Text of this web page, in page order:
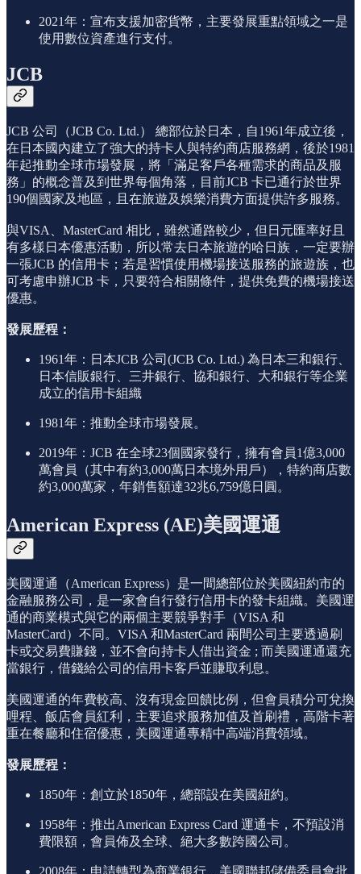
2021年：宣布支援加密貨幣，主要發展重點領域之一是
使用數位資產進行支付。
JCB
JCB 公司（JCB Co. Ltd.） 總部位於日本，自1961年成立後，
在日本國內建立了強大的持卡人與特約商店服務網，後於1981
年起推動全球市場發展，將「滿足客戶各種需求的商品及服
務」的概念普及到世界每個角落，目前JCB 卡已通行於世界
190個國家及地區，且在旅遊及娛樂消費方面提供許多服務。
與VISA、MasterCard 相比，雖然通路較少，但日元匯率好且
有多樣日本優惠活動，所以常去日本旅遊的哈日族，一定要辦
一張JCB 的信用卡；若是習慣使用機場接送服務的旅遊族，也
可考慮申辦JCB 卡，只要符合相關條件，提供免費的機場接送
優惠。
發展歷程：
1961年：日本JCB 公司(JCB Co. Ltd.) 為日本三和銀行、
日本信販銀行、三井銀行、協和銀行、大和銀行等企業
成立的信用卡組織
1981年：推動全球市場發展。
2019年：JCB 在全球23個國家發行，擁有會員1億3,000
萬會員（其中有約3,000萬日本境外用戶），特約商店數
約3,000萬家，年銷售額達32兆6,759億日圓。
American Express (AE)美國運通
美國運通（American Express）是一間總部位於美國紐約市的
金融服務公司，是一家會自行發行信用卡的發卡組織。美國運
通的商業模式與它的兩個主要競爭對手（VISA 和
MasterCard）不同。VISA 和MasterCard 兩間公司主要透過刷
卡或交易費賺錢，並不會向持卡人借出資金 ; 而美國運通還充
當銀行，借錢給公司的信用卡客戶並賺取利息。
美國運通的年費較高、沒有現金回饋比例，但會員積分可兌換
哩程、飯店會員紅利，主要追求服務加值及首刷禮，高階卡著
重在餐廳和住宿優惠，美國運通專精中高端消費領域。
發展歷程：
1850年：創立於1850年，總部設在美國紐約。
1958年：推出American Express Card 運通卡，不預設消
費限額，會員佈及全球、絕大多數跨國公司。
2008年：申請轉型為商業銀行，美國聯邦儲備委員會批